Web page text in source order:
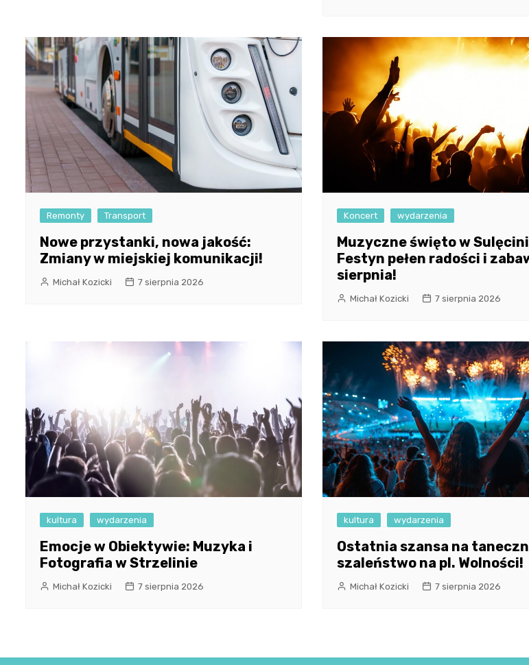
Remonty Transport
Nowe przystanki, nowa jakość:
Zmiany w miejskiej komunikacji!
Michał Kozicki 7 sierpnia 2026
Koncert wydarzenia
Muzyczne święto w
Festyn pełen radości i
sierpnia!
Michał Kozicki 7 sierpnia 2026
kultura wydarzenia
Emocje w Obiektywie: Muzyka i
Fotografia w Strzelinie
Michał Kozicki 7 sierpnia 2026
kultura wydarzenia
Ostatnia szansa na
szaleństwo na pl. Wolności!
Michał Kozicki 7 sierpnia 2026